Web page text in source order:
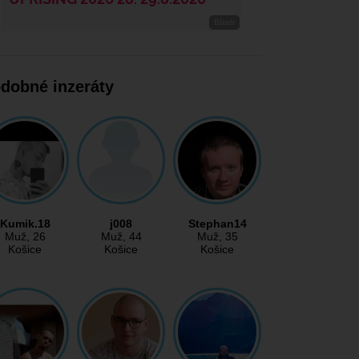
inzeráty
Kumik.18
Muž, 26
Košice
j008
Muž, 44
Košice
Stephan14
Muž, 35
Košice